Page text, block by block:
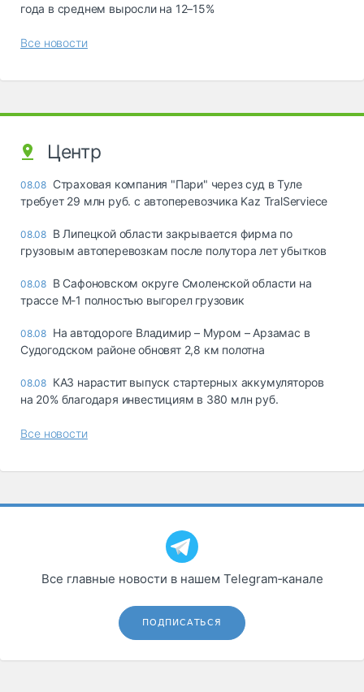
года в среднем выросли на 12–15%
Все новости
Центр
08.08 Страховая компания "Пари" через суд в Туле
требует 29 млн руб. с автоперевозчика Kaz TralServiece
08.08 В Липецкой области закрывается фирма по
грузовым автоперевозкам после полутора лет убытков
08.08 В Сафоновском округе Смоленской области на
трассе М-1 полностью выгорел грузовик
08.08 На автодороге Владимир – Муром – Арзамас в
Судогодском районе обновят 2,8 км полотна
08.08 КАЗ нарастит выпуск стартерных аккумуляторов
на 20% благодаря инвестициям в 380 млн руб.
Все новости
Все главные новости в нашем Telegram‑канале
ПОДПИСАТЬСЯ